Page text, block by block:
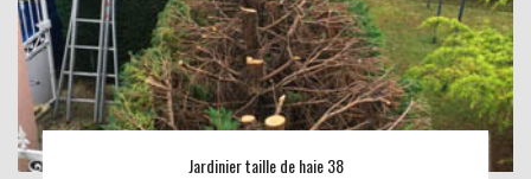
Jardinier taille de haie 38